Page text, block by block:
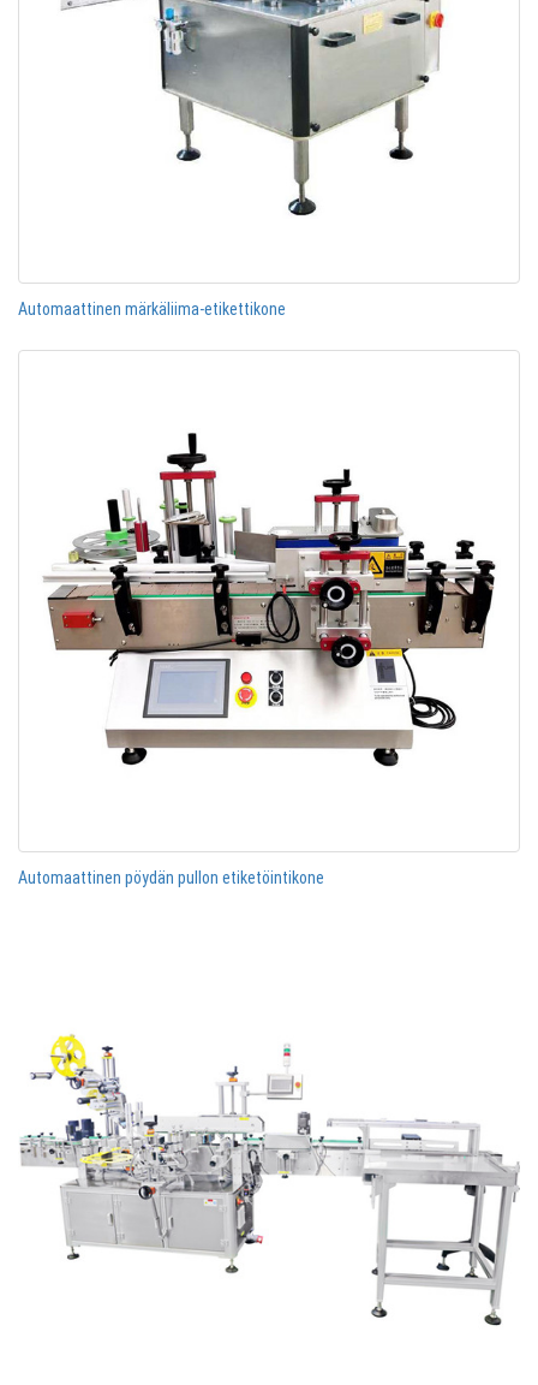
Automaattinen märkäliima-etikettikone
Automaattinen pöydän pullon etiketöintikone